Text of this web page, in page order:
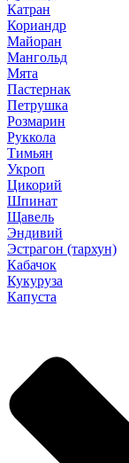
Катран
Кориандр
Майоран
Мангольд
Мята
Пастернак
Петрушка
Розмарин
Руккола
Тимьян
Укроп
Цикорий
Шпинат
Щавель
Эндивий
Эстрагон (тархун)
Кабачок
Кукуруза
Капуста